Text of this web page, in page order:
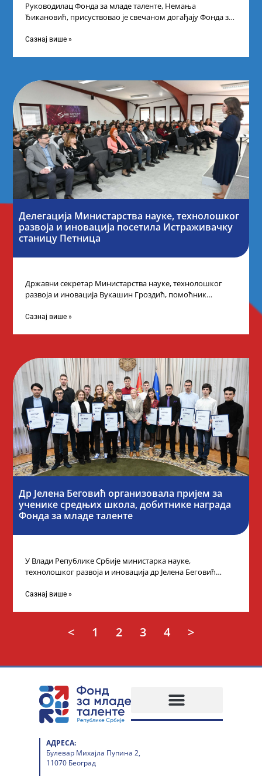
Руководилац Фонда за младе таленте, Немања
Ђикановић, присуствовао је свечаном догађају Фонда за
Сазнај више »
Делегација Министарства науке, технолошког
развоја и иновација посетила Истраживачку
станицу Петница
Државни секретар Министарства науке, технолошког
развоја и иновација Вукашин Гроздић, помоћник
промоцију
Сазнај више »
Др Јелена Беговић организовала пријем за
ученике средњих школа, добитнике награда
Фонда за младе таленте
У Влади Републике Србије министарка науке,
технолошког развоја и иновација др Јелена Беговић
Сазнај више »
< 1 2 3 4 >
АДРЕСА:
Булевар Михајла Пупина 2,
11070 Београд